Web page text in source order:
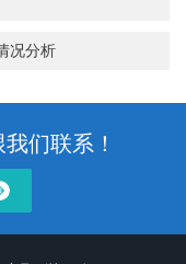
况分析
们联系！